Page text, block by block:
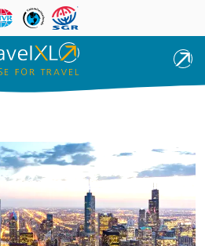
Overslaan en naar de inhoud